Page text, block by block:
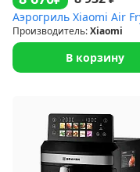
Производитель:Xiaomi
В корзину